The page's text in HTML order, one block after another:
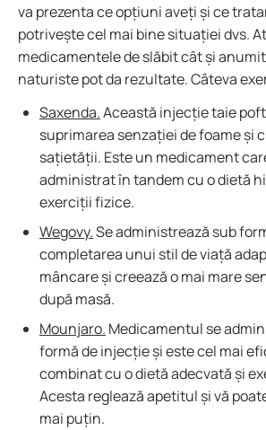
va prezenta ce opțiuni aveți și ce
potrivește cel mai bine situației dvs.
medicamentele de slăbit cât și
naturiste pot da rezultate. Câteva
Saxenda.Această injecție taie
suprimarea senzației de foame și
sațietății. Este un medicament
administrat în tandem cu o dietă
exerciții fizice.
Wegovy.Se administrează sub
completarea unui stil de viață
mâncare și creează o mai mare
după masă.
Mounjaro. Medicamentul se
formă de injecție și este cel mai
combinat cu o dietă adecvată și
Acesta reglează apetitul și vă
mai puțin.